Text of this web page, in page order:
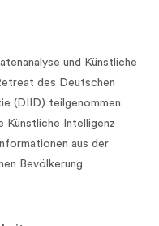
und Künstliche
des Deutschen
(DIID) teilgenommen.
Künstliche Intelligenz
aus der
Bevölkerung